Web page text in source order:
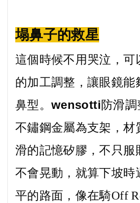
塌鼻子的救星
這個時候不用哭泣，可
的加工調整，讓眼鏡能
鼻型。wensotti防滑調
不鏽鋼金屬為支架，材
滑的記憶矽膠，不只服
不會晃動，就算下坡時
平的路面，像在騎Off